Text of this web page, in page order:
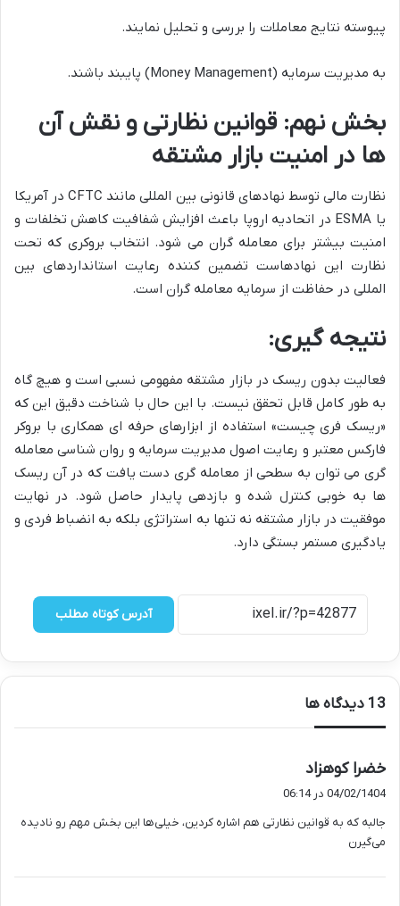
پیوسته نتایج معاملات را بررسی و تحلیل نمایند.
به مدیریت سرمایه (Money Management) پایبند باشند.
بخش نهم: قوانین نظارتی و نقش آن
ها در امنیت بازار مشتقه
نظارت مالی توسط نهادهای قانونی بین المللی مانند CFTC در آمریکا
یا ESMA در اتحادیه اروپا باعث افزایش شفافیت کاهش تخلفات و
امنیت بیشتر برای معامله گران می شود. انتخاب بروکری که تحت
نظارت این نهادهاست تضمین کننده رعایت استانداردهای بین
المللی در حفاظت از سرمایه معامله گران است.
نتیجه گیری:
فعالیت بدون ریسک در بازار مشتقه مفهومی نسبی است و هیچ گاه
به طور کامل قابل تحقق نیست. با این حال با شناخت دقیق این که
«ریسک فری چیست» استفاده از ابزارهای حرفه ای همکاری با بروکر
فارکس معتبر و رعایت اصول مدیریت سرمایه و روان شناسی معامله
گری می توان به سطحی از معامله گری دست یافت که در آن ریسک
ها به خوبی کنترل شده و بازدهی پایدار حاصل شود. در نهایت
موفقیت در بازار مشتقه نه تنها به استراتژی بلکه به انضباط فردی و
یادگیری مستمر بستگی دارد.
آدرس کوتاه مطلب
‫13 دیدگاه ها
خضرا کوهزاد
ف
:
04/02/1404 در 06:14
جالبه که به قوانین نظارتی هم اشاره کردین، خیلی‌ها این بخش مهم رو نادیده
می‌گیرن